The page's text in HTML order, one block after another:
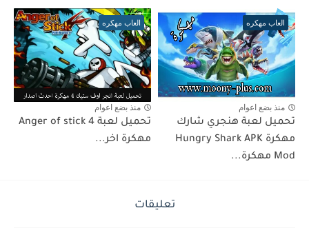
العاب مهكره
منذ بضع اعوام
تحميل لعبة هنجري شارك
مهكرة Hungry Shark APK
Mod مهكرة...
العاب مهكره
منذ بضع اعوام
تحميل لعبة Anger of stick 4
مهكرة اخر...
تعليقات